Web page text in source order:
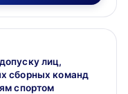
лиц,
сборных команд
спортом